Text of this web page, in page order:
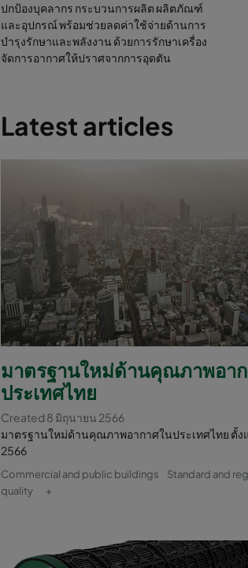
ปกป้องบุคลากร กระบวนการผลิต ผลิตภัณฑ์
และอุปกรณ์ พร้อมช่วยลดค่าใช้จ่ายด้านการ
บำรุงรักษาและพลังงาน ด้วยการรักษาเครื่อง
จัดการอากาศให้ปราศจากการอุดตัน
Latest articles
มาตรฐานใหม่ด้านคุณภาพอา
ประเทศไทย
Created 8 มิถุนายน 2566
มาตรฐานใหม่ด้านคุณภาพอากาศในประเทศไทย ตั้ง
2566
Commercial and public buildings Standard and
quality
+